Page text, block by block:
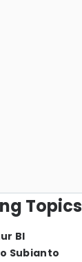
Topics
BI
Subianto